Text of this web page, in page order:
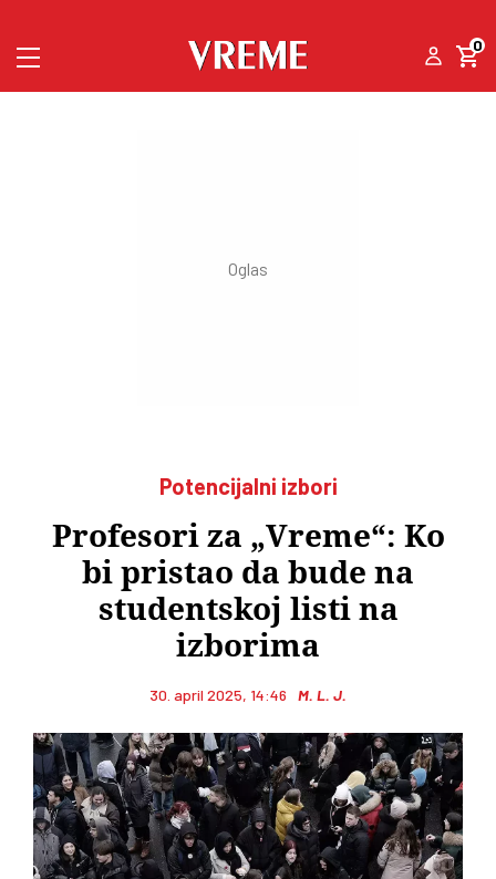
0
Potencijalni izbori
Profesori za „Vreme“: Ko
bi pristao da bude na
studentskoj listi na
izborima
30. april 2025, 14:46 M. L. J.